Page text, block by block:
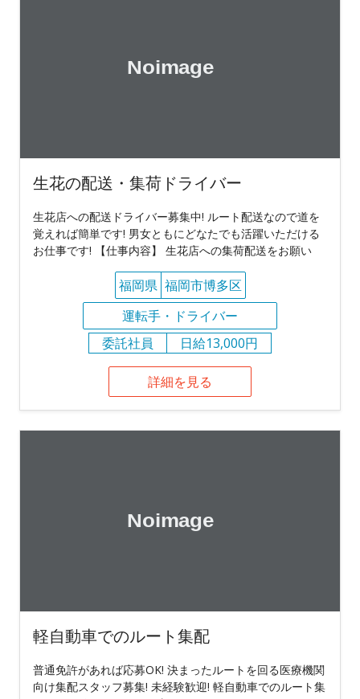
生花の配送・集荷ドライバー
生花店への配送ドライバー募集中! ルート配送なので道を
覚えれば簡単です! 男女ともにどなたでも活躍いただける
お仕事です! 【仕事内容】 生花店への集荷配送をお願い
福岡県 福岡市博多区
運転手・ドライバー
委託社員
日給13,000円
詳細を見る
軽自動車でのルート集配
普通免許があれば応募OK! 決まったルートを回る医療機関
向け集配スタッフ募集! 未経験歓迎! 軽自動車でのルート集